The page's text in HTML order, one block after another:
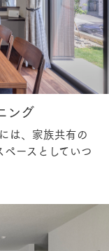
ング
は、家族共有の
ースとしていつ